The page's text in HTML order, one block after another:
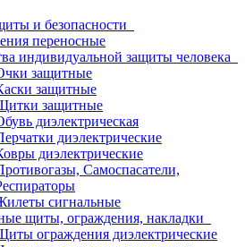
и безопасности
переносные
индивидуальной защиты человека
защитные
защитные
защитные
диэлектрическая
диэлектрические
диэлектрические
Самоспасатели,
сигнальные
щиты, ограждения, накладки
ограждения диэлектрические